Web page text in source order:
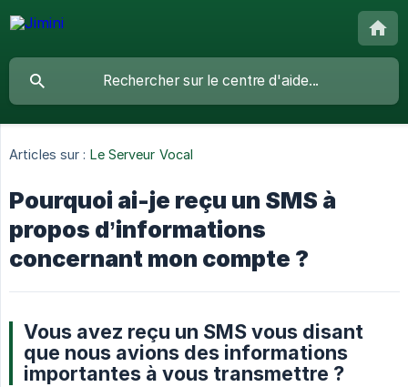
Articles sur : Le Serveur Vocal
Pourquoi ai-je reçu un SMS à
propos d’informations
concernant mon compte ?
Vous avez reçu un SMS vous disant
que nous avions des informations
importantes à vous transmettre ?